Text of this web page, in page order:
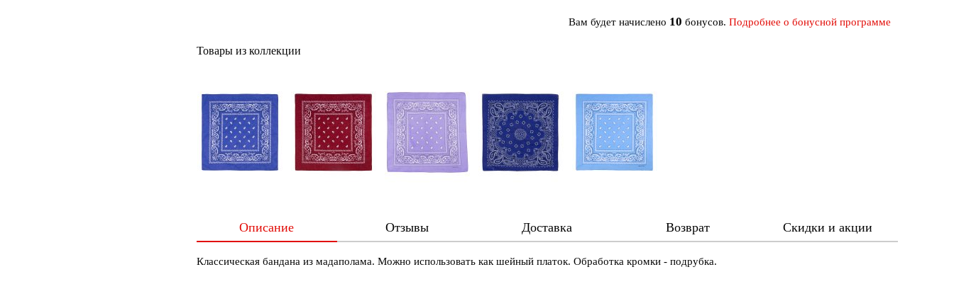
Вам будет начислено 10 бонусов. Подробнее о бонусной программе
Товары из коллекции
Описание Отзывы Доставка Возврат Скидки и акции
Классическая бандана из мадаполама. Можно использовать как шейный платок. Обработка кромки - подрубка.